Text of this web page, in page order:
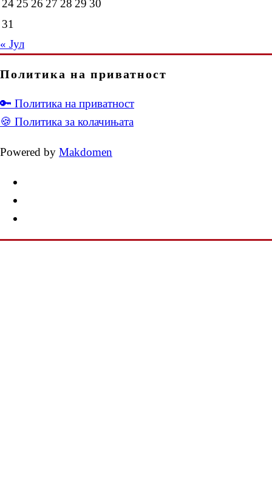
24 25 26 27 28 29 30
31
« Јул
Политика на приватност
🔑 Политика на приватност
🍪 Политика за колачињата
Powered by Makdomen